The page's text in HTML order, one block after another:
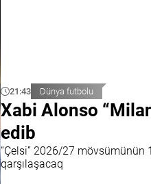
21:43 Dünya futbolu
Xabi Alonso
edib
“Çelsi” 2026/27
qarşılaşacaq